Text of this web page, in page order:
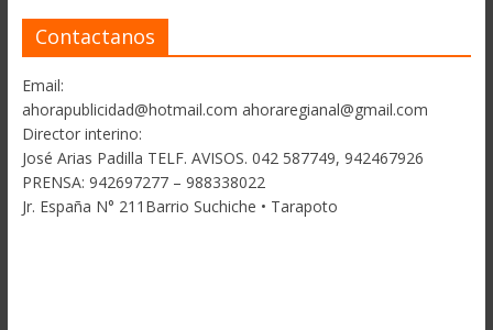
Contactanos
Email:
ahorapublicidad@hotmail.com ahoraregianal@gmail.com
Director interino:
José Arias Padilla TELF. AVISOS. 042 587749, 942467926
PRENSA: 942697277 – 988338022
Jr. España N° 211Barrio Suchiche • Tarapoto